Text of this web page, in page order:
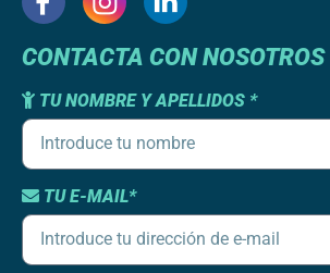
CONTACTA CON NOSOTROS
TU NOMBRE Y APELLIDOS *
TU E-MAIL*